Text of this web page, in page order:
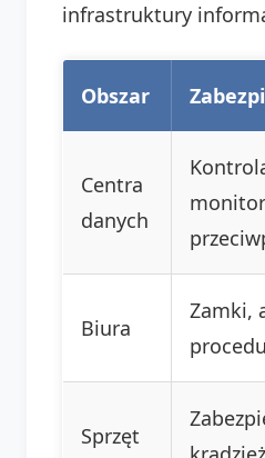
infrastruktury
Obszar
Centra
danych
Biura
Zamki,
Sprzęt